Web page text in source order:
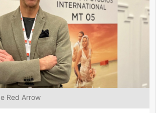
Red Arrow